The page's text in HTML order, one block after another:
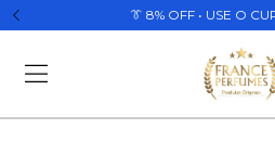
👔 8% OFF • USE O